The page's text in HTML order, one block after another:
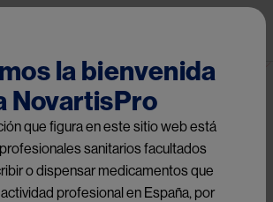
Pasar al contenido principal
la bienvenida
NovartisPro
que figura en este sitio web está
sanitarios facultados
o dispensar medicamentos que
profesional en España, por